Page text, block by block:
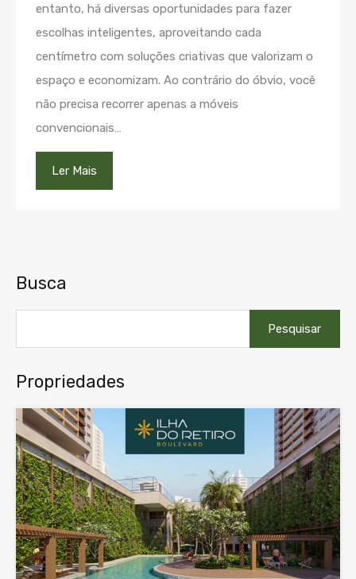
entanto, há diversas oportunidades para fazer
escolhas inteligentes, aproveitando cada
centímetro com soluções criativas que valorizam o
espaço e economizam. Ao contrário do óbvio, você
não precisa recorrer apenas a móveis
convencionais…
Ler Mais
Busca
por:
Propriedades